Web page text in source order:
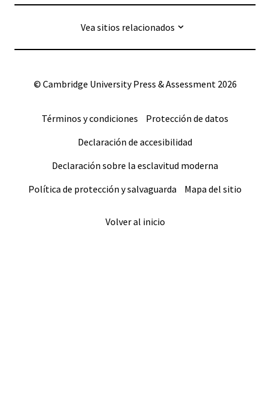
Vea sitios relacionados
© Cambridge University Press & Assessment 2026
Términos y condiciones
Protección de datos
Declaración de accesibilidad
Declaración sobre la esclavitud moderna
Política de protección y salvaguarda
Mapa del sitio
Volver al inicio